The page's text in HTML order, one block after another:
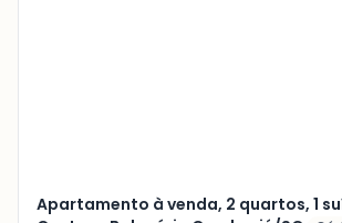
Apartamento à venda, 2 quartos, 1